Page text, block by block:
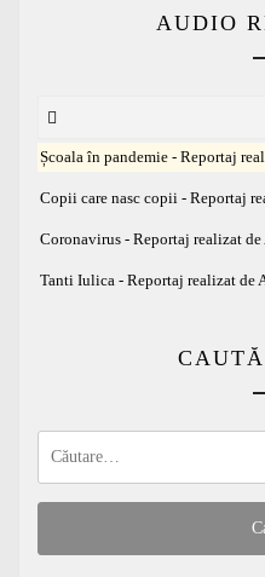
AUDIO
Școala în pandemie - Reportaj
Copii care nasc copii - Reportaj
Coronavirus - Reportaj realizat
Tanti Iulica - Reportaj realizat de